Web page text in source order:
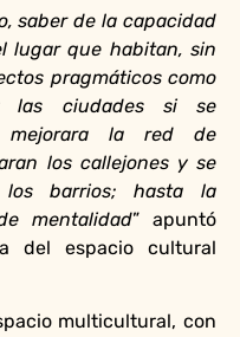
saber de la capacidad
lugar que habitan, sin
pragmáticos como
las ciudades si se
mejorara la red de
los callejones y se
los barrios; hasta la
mentalidad” apuntó
del espacio cultural
multicultural, con